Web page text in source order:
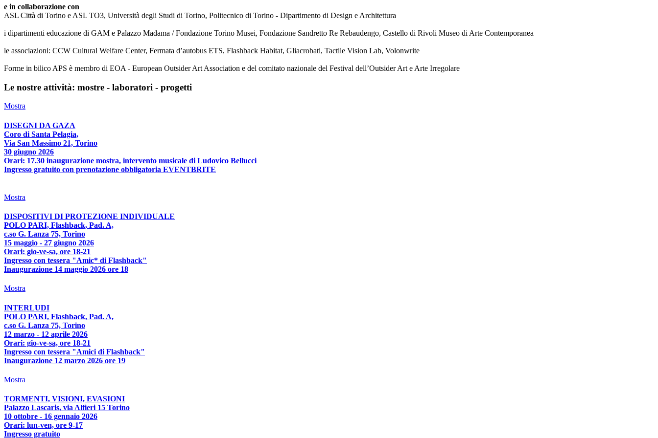
e in collaborazione con
ASL Città di Torino e ASL TO3, Università degli Studi di Torino, Politecnico di Torino - Dipartimento di Design e Architettura
i dipartimenti educazione di GAM e Palazzo Madama / Fondazione Torino Musei, Fondazione Sandretto Re Rebaudengo, Castello di Rivoli Museo di Arte Contemporanea
le associazioni: CCW Cultural Welfare Center, Fermata d’autobus ETS, Flashback Habitat, Gliacrobati, Tactile Vision Lab, Volonwrite
Forme in bilico APS è membro di EOA - European Outsider Art Association e del comitato nazionale del Festival dell’Outsider Art e Arte Irregolare
Le nostre attività: mostre - laboratori - progetti
Mostra
DISEGNI DA GAZA
Coro di Santa Pelagia,
Via San Massimo 21, Torino
30 giugno 2026
Orari: 17.30 inaugurazione mostra, intervento musicale di Ludovico Bellucci
Ingresso gratuito con prenotazione obbligatoria EVENTBRITE
Mostra
DISPOSITIVI DI PROTEZIONE INDIVIDUALE
POLO PARI, Flashback, Pad. A,
c.so G. Lanza 75, Torino
15 maggio - 27 giugno 2026
Orari: gio-ve-sa, ore 18-21
Ingresso con tessera "Amic* di Flashback"
Inaugurazione 14 maggio 2026 ore 18
Mostra
INTERLUDI
POLO PARI, Flashback, Pad. A,
c.so G. Lanza 75, Torino
12 marzo - 12 aprile 2026
Orari: gio-ve-sa, ore 18-21
Ingresso con tessera "Amici di Flashback"
Inaugurazione 12 marzo 2026 ore 19
Mostra
TORMENTI, VISIONI, EVASIONI
Palazzo Lascaris, via Alfieri 15 Torino
10 ottobre - 16 gennaio 2026
Orari: lun-ven, ore 9-17
Ingresso gratuito